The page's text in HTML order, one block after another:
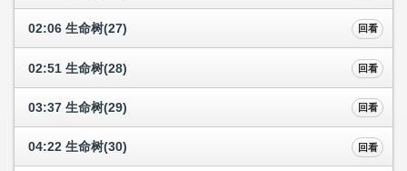
02:06 生命树(27) 回看
02:51 生命树(28) 回看
03:37 生命树(29) 回看
04:22 生命树(30) 回看